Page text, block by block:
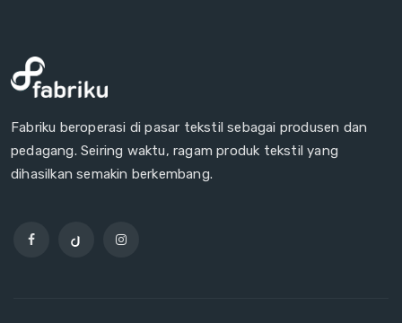
Fabriku beroperasi di pasar tekstil sebagai produsen dan
pedagang. Seiring waktu, ragam produk tekstil yang
dihasilkan semakin berkembang.